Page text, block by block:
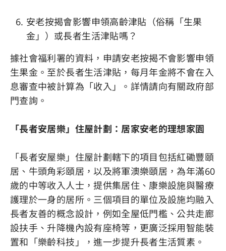
安老按揭會影響申領高齡津貼（俗稱「生果
金」）或長者生活津貼嗎？
據社會福利署的資料，申請安老按揭不會影響申領
生果金。至於長者生活津貼，每月年金將不會在入
息審查中被計算為「收入」。詳情請向有關政府部
門查詢。
「長者安居樂」住屋計劃：居家安老的理想家園
「長者安屋樂」住屋計劃轄下的項目包括紅磡豐頤
居、牛頭角彩頤居，以及將軍澳樂頤居，為年滿60
歲的中等收入人士，提供集居住、康樂設施與醫療
護理於一身的居所。三個項目的單位及設施均融入
長者友善的概念設計，例如全屋低門檻、公共走廊
設扶手、升降機內設有座椅等，更廣泛採用智能裝
置和「樂齡科技」，進一步提升長者生活質素。